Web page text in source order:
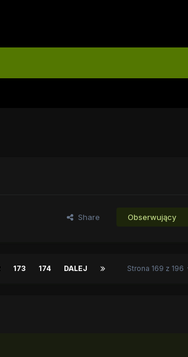
Share Obserwujący
173 174 DALEJ Strona 169 z 196